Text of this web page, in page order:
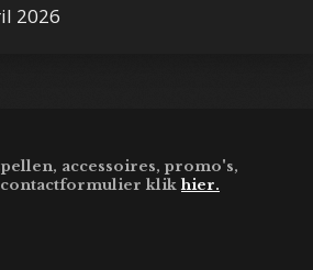
accessoires, promo's,
contactformulier klikhier.